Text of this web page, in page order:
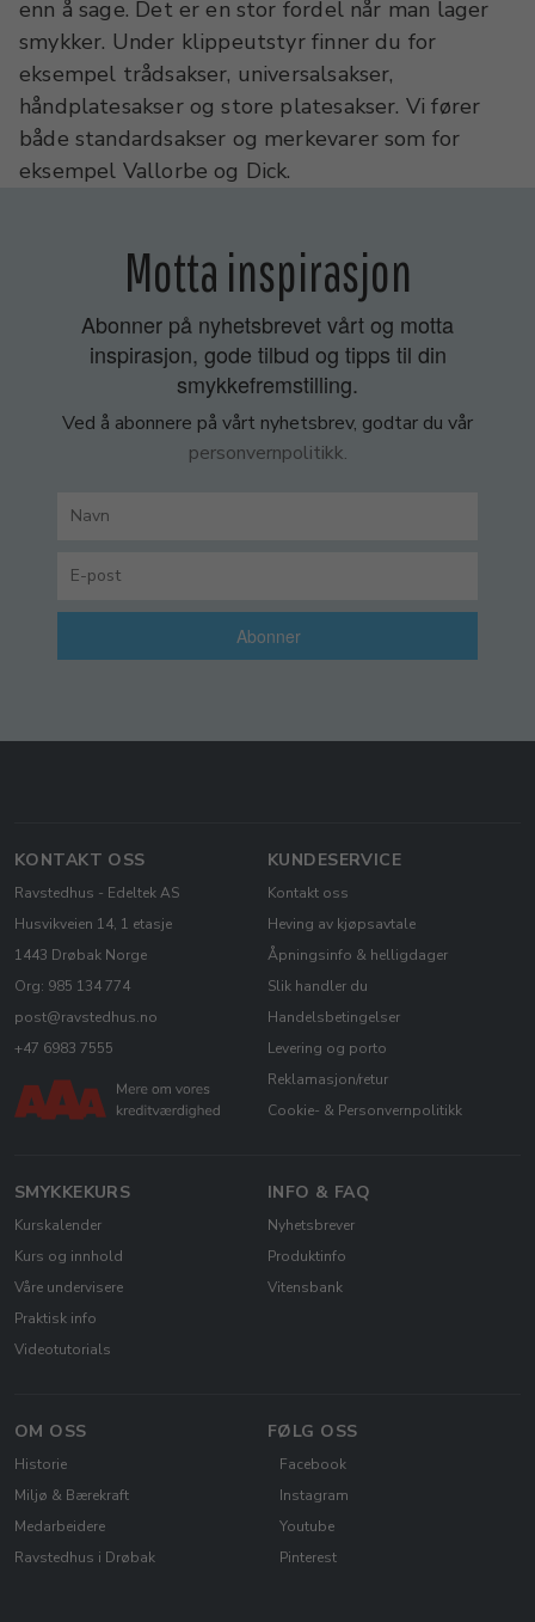
enn å sage. Det er en stor fordel når man lager
smykker. Under klippeutstyr finner du for
eksempel trådsakser, universalsakser,
håndplatesakser og store platesakser. Vi fører
både standardsakser og merkevarer som for
eksempel Vallorbe og Dick.
Motta inspirasjon
Abonner på nyhetsbrevet vårt og motta
inspirasjon, gode tilbud og tipps til din
smykkefremstilling.
Ved å abonnere på vårt nyhetsbrev, godtar du vår
personvernpolitikk.
Abonner
KONTAKT OSS
Ravstedhus - Edeltek AS
Husvikveien 14, 1 etasje
1443 Drøbak Norge
Org: 985 134 774
post@ravstedhus.no
+47 6983 7555
KUNDESERVICE
Kontakt oss
Heving av kjøpsavtale
Åpningsinfo & helligdager
Slik handler du
Handelsbetingelser
Levering og porto
Reklamasjon/retur
Cookie- & Personvernpolitikk
SMYKKEKURS
Kurskalender
Kurs og innhold
Våre undervisere
Praktisk info
Videotutorials
INFO & FAQ
Nyhetsbrever
Produktinfo
Vitensbank
OM OSS
Historie
Miljø & Bærekraft
Medarbeidere
Ravstedhus i Drøbak
FØLG OSS
Facebook
Instagram
Youtube
Pinterest